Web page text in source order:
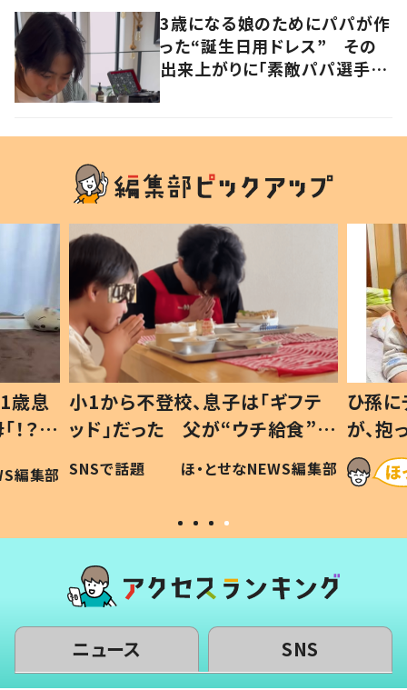
3歳になる娘のためにパパが作
った“誕生日用ドレス” その
出来上がりに「素敵パパ選手権
歳息
？」
編集部
小1から不登校、息子は「ギフテ
ッド」だった 父が“ウチ給食”を
作り続ける理由とは #令和の親
#令和の子
SNSで話題 ほ・とせなNEWS編集部
ひ孫
が、
「涙が
い」
ニュース SNS